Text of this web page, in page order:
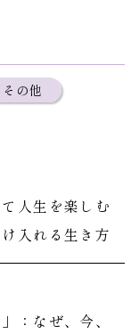
その他
人生を楽しむ
入れる生き方
：なぜ、今、